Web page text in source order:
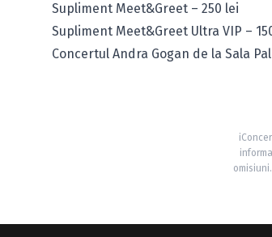
Supliment Meet&Greet – 250 lei
Supliment Meet&Greet Ultra VIP –
Concertul Andra Gogan de la Sala